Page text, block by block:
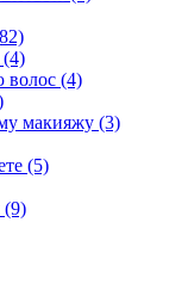
(4)
макияжу (3)
(5)
(9)